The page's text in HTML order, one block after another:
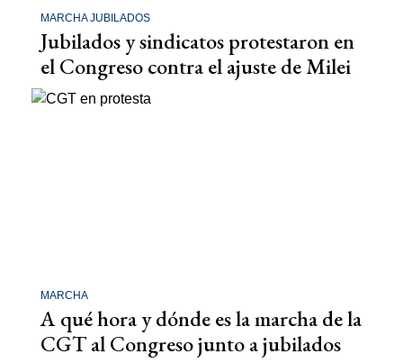
MARCHA JUBILADOS
Jubilados y sindicatos protestaron en
el Congreso contra el ajuste de Milei
MARCHA
A qué hora y dónde es la marcha de la
CGT al Congreso junto a jubilados